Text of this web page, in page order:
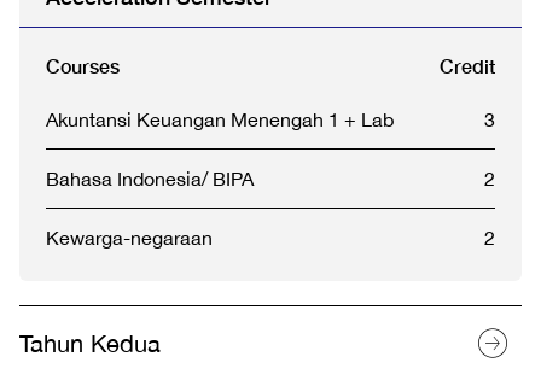
Courses Credit
Akuntansi Keuangan Menengah 1 + Lab 3
Bahasa Indonesia/ BIPA 2
Kewarga-negaraan 2
Tahun Kedua